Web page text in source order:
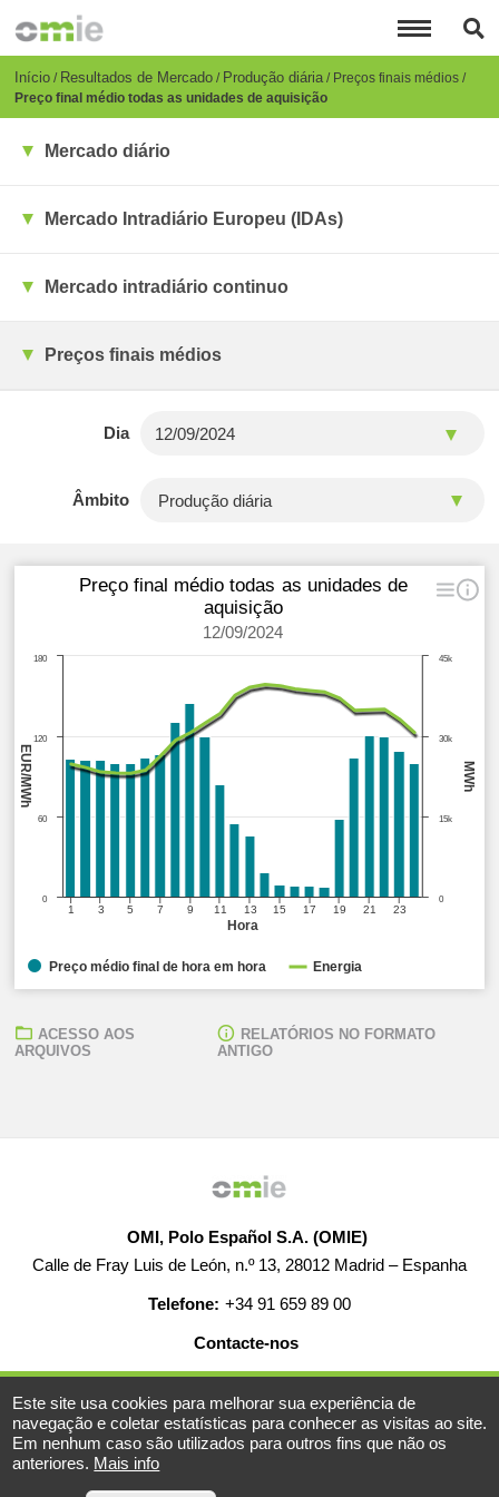
para
conteúdo
principal
Breadcrumb
Início Resultados de Mercado Produção diária Preços finais médios
Preço final médio todas as unidades de aquisição
Mercado diário
Mercado Intradiário Europeu (IDAs)
Mercado intradiário continuo
Preços finais médios
Dia
Âmbito
Hora
MWh
EUR/MWh
Preço final médio todas as unidades de
aquisição
12/09/2024
1 3 5 7 9 11 13 15 17 19 21 23
0
15k
30k
45k
0
60
120
180
Preço médio final de hora em hora Energia
ACESSO AOS
ARQUIVOS
RELATÓRIOS NO FORMATO
ANTIGO
OMI, Polo Español S.A. (OMIE)
Calle de Fray Luis de León, n.º 13, 28012 Madrid – Espanha
Telefone: +34 91 659 89 00
Contacte-nos
© 2019-2026 - Todos os direitos reservados
AJUDA EMPREGO MAPA WEB AVISO LEGAL
Este site usa cookies para melhorar sua experiência de
navegação e coletar estatísticas para conhecer as visitas ao site.
Em nenhum caso são utilizados para outros fins que não os
anteriores. Mais info